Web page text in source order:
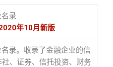
录
年10月新版
录。收录了金融企业的信
、证券、信托投资、财务